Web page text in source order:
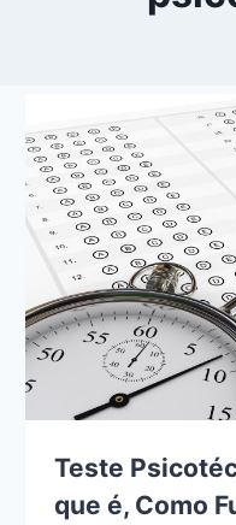
Teste
que é, Como